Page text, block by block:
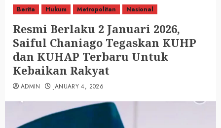
Berita Hukum Metropolitan Nasional
Resmi Berlaku 2 Januari 2026,
Saiful Chaniago Tegaskan KUHP
dan KUHAP Terbaru Untuk
Kebaikan Rakyat
ADMIN JANUARY 4, 2026